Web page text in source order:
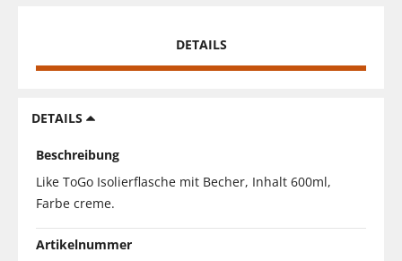
DETAILS
DETAILS
Beschreibung
Like ToGo Isolierflasche mit Becher, Inhalt 600ml,
Farbe creme.
Artikelnummer